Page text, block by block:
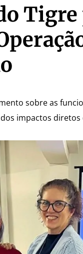
sobre as
impactos